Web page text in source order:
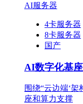
AI服务器
4卡服务器
8卡服务器
国产
AI数字化基座
围绕“云边端‘
座和算力支撑